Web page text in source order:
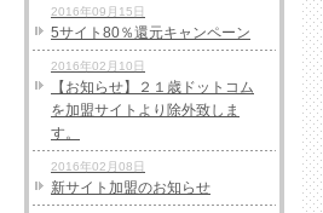
2016年09月15日
5サイト80％還元キャンペーン
2016年02月10日
【お知らせ】２１歳ドットコム
を加盟サイトより除外致しま
す。
2016年02月08日
新サイト加盟のお知らせ